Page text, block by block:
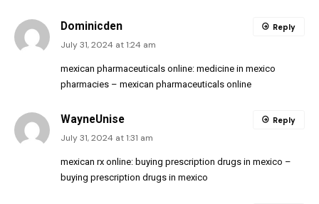
Dominicden
July 31, 2024 at 1:24 am
mexican pharmaceuticals online: medicine in mexico
pharmacies – mexican pharmaceuticals online
Reply
WayneUnise
July 31, 2024 at 1:31 am
mexican rx online: buying prescription drugs in mexico –
buying prescription drugs in mexico
Reply